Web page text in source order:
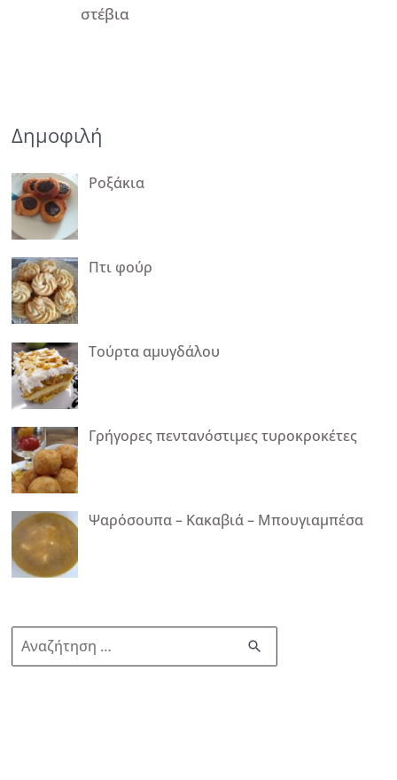
στέβια
Δημοφιλή
Ροξάκια
Πτι φούρ
Τούρτα αμυγδάλου
Γρήγορες πεντανόστιμες τυροκροκέτες
Ψαρόσουπα – Κακαβιά – Μπουγιαμπέσα
ν